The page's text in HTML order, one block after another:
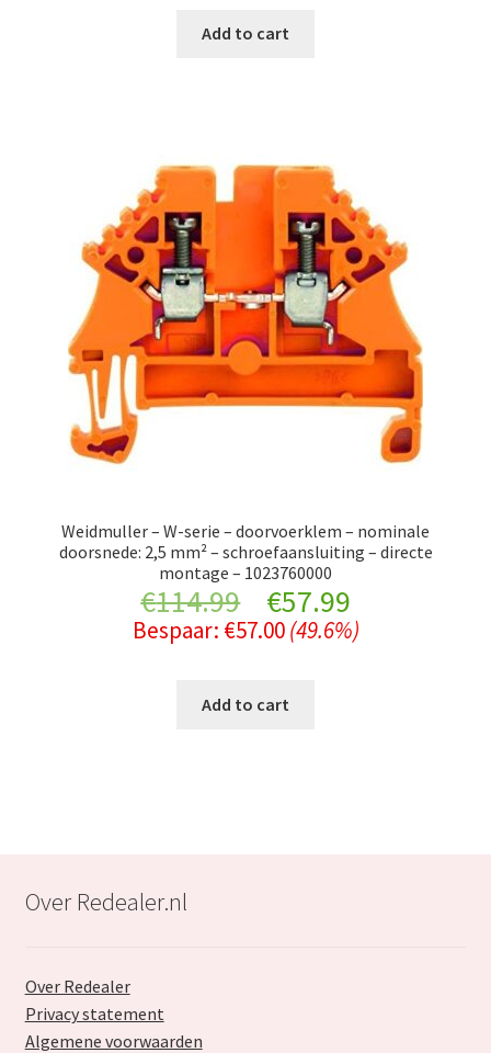
was:
Add to cart
Weidmuller – W-serie – doorvoerklem – nominale
doorsnede: 2,5 mm² – schroefaansluiting – directe
montage – 1023760000
€114.99
Original
price
was:
€57.99Current
price
Bespaar: €57.00 (49.6%)
Add to cart
Over Redealer.nl
Over Redealer
Privacy statement
Algemene voorwaarden